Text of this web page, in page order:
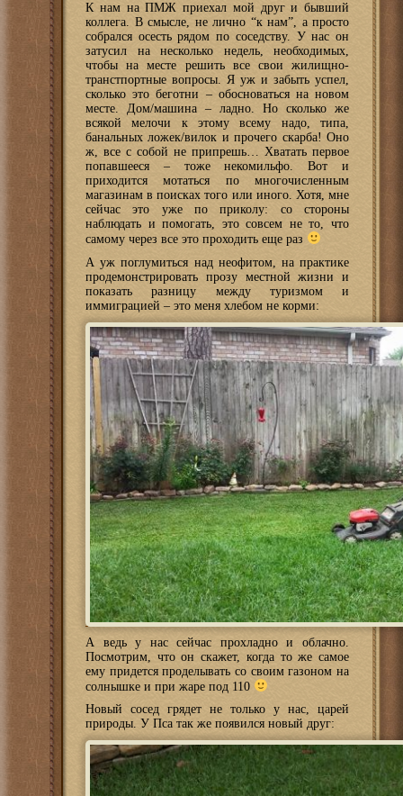
К нам на ПМЖ приехал мой друг и бывший
коллега. В смысле, не лично “к нам”, а просто
собрался осесть рядом по соседству. У нас он
затусил на несколько недель, необходимых,
чтобы на месте решить все свои жилищно-
транстпортные вопросы. Я уж и забыть успел,
сколько это беготни – обосноваться на новом
месте. Дом/машина – ладно. Но сколько же
всякой мелочи к этому всему надо, типа,
банальных ложек/вилок и прочего скарба! Оно
ж, все с собой не припрешь… Хватать первое
попавшееся – тоже некомильфо. Вот и
приходится мотаться по многочисленным
магазинам в поисках того или иного. Хотя, мне
сейчас это уже по приколу: со стороны
наблюдать и помогать, это совсем не то, что
самому через все это проходить еще раз
А уж поглумиться над неофитом, на практике
продемонстрировать прозу местной жизни и
показать разницу между туризмом и
иммиграцией – это меня хлебом не корми:
А ведь у нас сейчас прохладно и облачно.
Посмотрим, что он скажет, когда то же самое
ему придется проделывать со своим газоном на
солнышке и при жаре под 110
Новый сосед грядет не только у нас, царей
природы. У Пса так же появился новый друг: